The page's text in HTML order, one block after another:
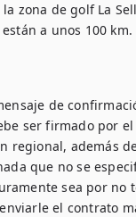
zona de golf La
a unos 100 km.
de
ser firmado por
regional, además
que no se
sea por no
el contrato